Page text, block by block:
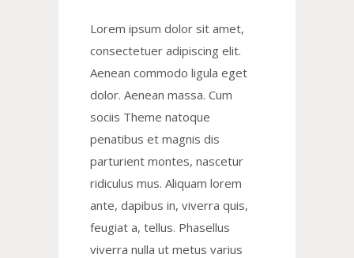
Lorem ipsum dolor sit amet,
consectetuer adipiscing elit.
Aenean commodo ligula eget
dolor. Aenean massa. Cum
sociis Theme natoque
penatibus et magnis dis
parturient montes, nascetur
ridiculus mus. Aliquam lorem
ante, dapibus in, viverra quis,
feugiat a, tellus. Phasellus
viverra nulla ut metus varius